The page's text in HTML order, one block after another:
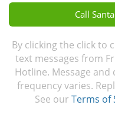
Call
By clicking the click to
text messages from
Hotline. Message and
frequency varies.
See our Terms of